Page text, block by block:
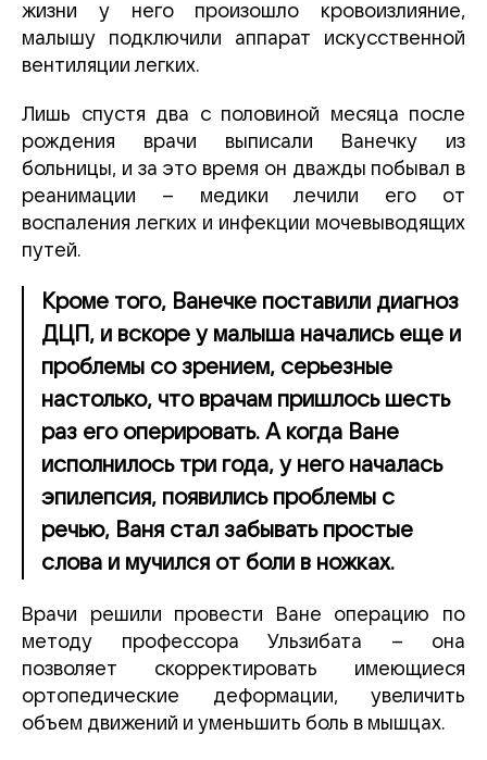
жизни у него произошло кровоизлияние,
малышу подключили аппарат искусственной
вентиляции легких.
Лишь спустя два с половиной месяца после
рождения врачи выписали Ванечку из
больницы, и за это время он дважды побывал в
реанимации – медики лечили его от
воспаления легких и инфекции мочевыводящих
путей.
Кроме того, Ванечке поставили диагноз
ДЦП, и вскоре у малыша начались еще и
проблемы со зрением, серьезные
настолько, что врачам пришлось шесть
раз его оперировать. А когда Ване
исполнилось три года, у него началась
эпилепсия, появились проблемы с
речью, Ваня стал забывать простые
слова и мучился от боли в ножках.
Врачи решили провести Ване операцию по
методу профессора Ульзибата – она
позволяет скорректировать имеющиеся
ортопедические деформации, увеличить
объем движений и уменьшить боль в мышцах.